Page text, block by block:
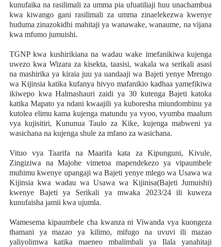
kunufaika na rasilimali za umma pia ufuatiliaji huu unachambua
kwa kiwango gani rasilimali za umma zinaelekezwa kwenye
huduma zinazokidhi mahitaji ya wanawake, wanaume, na vijana
kwa mfumo jumuishi.
TGNP kwa kushirikiana na wadau wake imefanikiwa kujenga
uwezo kwa Wizara za kisekta, taasisi, wakala wa serikali asasi
na mashirika ya kiraia juu ya uandaaji wa Bajeti yenye Mrengo
wa Kijinsia katika kufanya hivyo mafanikio kadhaa yamefikiwa
ikiwepo kwa Halmashauri zaidi ya 30 kutenga Bajeti katoka
katika Mapato ya ndani kwaajili ya kuboresha miundombinu ya
kutolea elimu kama kujenga matundu ya vyoo, vyumba maalum
vya kujisitiri, Kununua Taulo za Kike, kujenga mabweni ya
wasichana na kujenga shule za mfano za wasichana.
Vituo vya Taarifa na Maarifa kata za Kipunguni, Kivule,
Zingiziwa na Majohe vimetoa mapendekezo ya vipaumbele
muhimu kwenye upangaji wa Bajeti yenye mlego wa Usawa wa
Kijinsia kwa wadau wa Usawa wa Kijinisa(Bajeti Jumuishi)
kwenye Bajeti ya Serikali ya mwaka 2023/24 ili kuweza
kunufaisha jamii kwa ujumla.
Wamesema kipaumbele cha kwanza ni Viwanda vya kuongeza
thamani ya mazao ya kilimo, mifugo na uvuvi ili mazao
yaliyolimwa katika maeneo mbalimbali ya Ilala yanahitaji